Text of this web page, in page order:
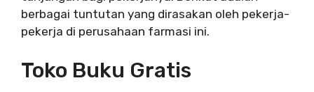
berbagai tuntutan yang dirasakan oleh pekerja-
pekerja di perusahaan farmasi ini.
Toko Buku Gratis